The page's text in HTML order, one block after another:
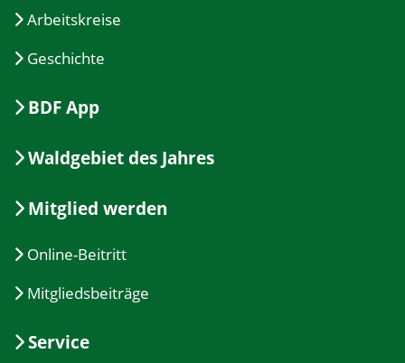
Arbeitskreise
Geschichte
BDF App
Waldgebiet des Jahres
Mitglied werden
Online-Beitritt
Mitgliedsbeiträge
Service